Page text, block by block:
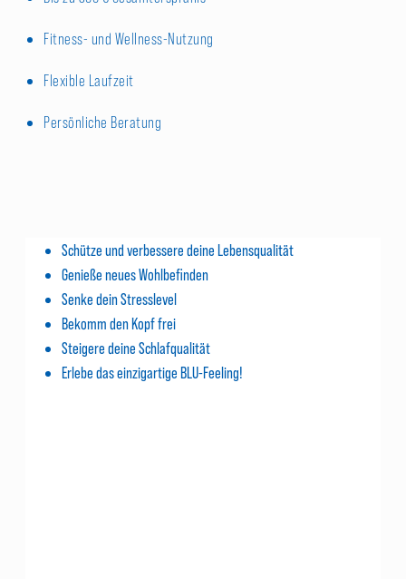
Fitness- und Wellness-Nutzung
Flexible Laufzeit
Persönliche Beratung
Schütze und verbessere deine Lebensqualität
Genieße neues Wohlbefinden
Senke dein Stresslevel
Bekomm den Kopf frei
Steigere deine Schlafqualität
Erlebe das einzigartige BLU-Feeling!